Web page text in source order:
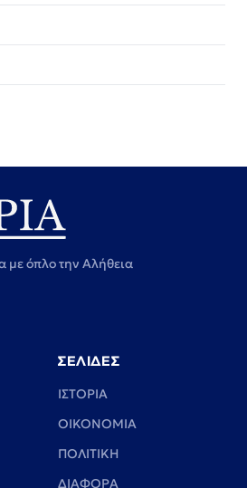
με όπλο την Αλήθεια
ΣΕΛΙΔΕΣ
ΙΣΤΟΡΙΑ
ΟΙΚΟΝΟΜΙΑ
ΠΟΛΙΤΙΚΗ
ΔΙΑΦΟΡΑ